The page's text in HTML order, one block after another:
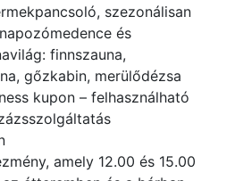
szezonálisan
és
finnszauna,
gőzkabin, merülődézsa
kupon – felhasználható
amely 12.00 és 15.00